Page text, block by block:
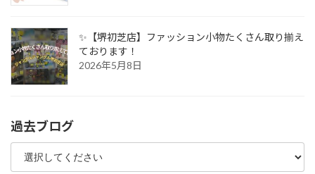
✨【堺初芝店】ファッション小物たくさん取り揃え
ております！
2026年5月8日
過去ブログ